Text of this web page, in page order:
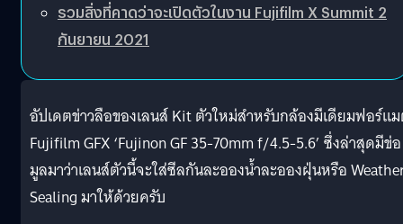
รวมสิ่งที่คาดว่าจะเปิดตัวในงาน Fujifilm X Summit 2
กันยายน 2021
อัปเดตข่าวลือของเลนส์ Kit ตัวใหม่สำหรับกล้องมีเดียมฟอร์แ
Fujifilm GFX ‘Fujinon GF 35-70mm f/4.5-5.6’ ซึ่งล่าสุดมีข่อ
มูลมาว่าเลนส์ตัวนี้จะใส่ซีลกันละอองน้ำละอองฝุ่นหรือ
Sealing มาให้ด้วยครับ